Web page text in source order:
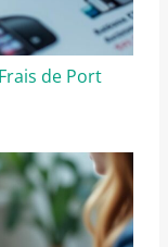
de Port